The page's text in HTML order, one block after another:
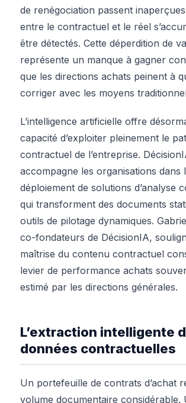
de renégociation passent
entre le contractuel et le réel
être détectés. Cette déperdition de
représente un manque à gagner
que les directions achats peinent à
corriger avec les moyens
L’intelligence artificielle offre
capacité d’exploiter pleinement le
contractuel de l’entreprise.
accompagne les organisations dans
déploiement de solutions d’analyse
qui transforment des documents
outils de pilotage dynamiques.
co-fondateurs de DécisionIA,
maîtrise du contenu contractuel
levier de performance achats
estimé par les directions générales.
L’extraction intelligente
données contractuelles
Un portefeuille de contrats d’achat
volume documentaire considérable.